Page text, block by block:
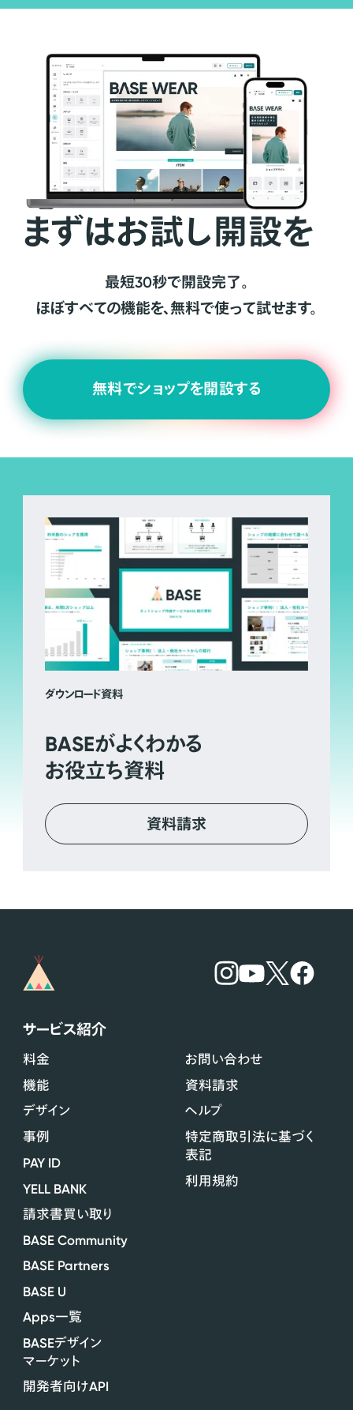
まずはお試し開設を
最短30秒で開設完了。
ほぼすべての機能を、無料で使って試せます。
無料でショップを開設する
ダウンロード資料
BASEがよくわかる
お役立ち資料
資料請求
サービス紹介
料金
機能
デザイン
事例
PAY ID
YELL BANK
請求書買い取り
BASE Community
BASE Partners
BASE U
Apps一覧
BASEデザイン
マーケット
開発者向けAPI
お問い合わせ
資料請求
ヘルプ
特定商取引法に基づく
表記
利用規約